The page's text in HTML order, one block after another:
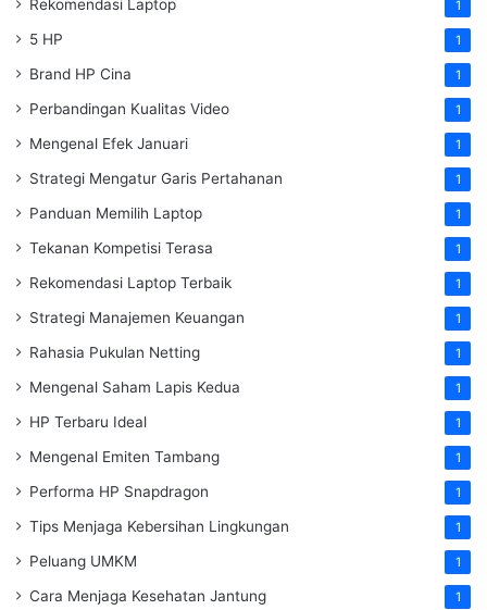
Rekomendasi Laptop 1
5 HP 1
Brand HP Cina 1
Perbandingan Kualitas Video 1
Mengenal Efek Januari 1
Strategi Mengatur Garis Pertahanan 1
Panduan Memilih Laptop 1
Tekanan Kompetisi Terasa 1
Rekomendasi Laptop Terbaik 1
Strategi Manajemen Keuangan 1
Rahasia Pukulan Netting 1
Mengenal Saham Lapis Kedua 1
HP Terbaru Ideal 1
Mengenal Emiten Tambang 1
Performa HP Snapdragon 1
Tips Menjaga Kebersihan Lingkungan 1
Peluang UMKM 1
Cara Menjaga Kesehatan Jantung 1